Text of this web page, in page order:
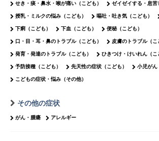
せき・痰・鼻水・喉が痛い（こども） ゼイゼイする・息苦
授乳・ミルクの悩み（こども） 嘔吐・吐き気（こども）
下痢（こども） 下血（こども） 便秘（こども）
口・目・耳・鼻のトラブル（こども） 皮膚のトラブル（こ
発育・発達のトラブル（こども） ひきつけ・けいれん（こ
予防接種（こども） 先天性の症状（こども） 小児がん
こどもの症状・悩み（その他）
その他の症状
がん・腫瘍 アレルギー